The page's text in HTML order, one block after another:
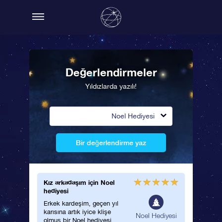
Değerlendirmeler
Yıldızlarda yazılı!
Noel Hediyesi
Bir değerlendirme yaz
Kız arkadaşım için Noel
hediyesi
Erkek kardeşim, geçen yıl
karısına artık iyice klişe
olmuş bir Noel hediyesi
Noel Hediyesi